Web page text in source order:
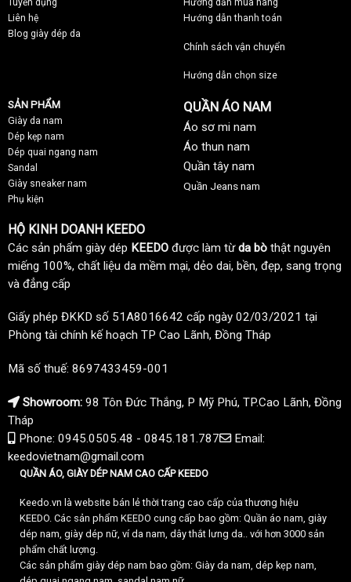
Tuyển dụng
Liên hệ
Blog giày dép da
Hướng dẫn mua hàng
Hướng dẫn thanh toán
Chính sách vận chuyển
Hướng dẫn chọn size
SẢN PHẨM
Giày da nam
Dép kẹp nam
Dép quai ngang nam
Sandal
Giày sneaker nam
Phụ kiện
QUẦN ÁO NAM
Áo sơ mi nam
Áo thun nam
Quần tây nam
Quần Jeans nam
HỘ KINH DOANH KEEDO
Các sản phẩm giày dép KEEDO được làm từda bò thật nguyên
miếng 100%, chất liệu da mềm mại, dẻo dai, bền, đẹp, sang trọng
và đẳng cấp
Giấy phép ĐKKD số 51A8016642 cấp ngày 02/03/2021 tại
Phòng tài chính kế hoạch TP Cao Lãnh, Đồng Tháp
Mã số thuế: 8697433459-001
Showroom: 98 Tôn Đức Thắng, P Mỹ Phú, TP.Cao Lãnh, Đồng
Tháp
Phone: 0945.0505.48 - 0845.181.787
Email:
keedovietnam@gmail.com
QUẦN ÁO, GIÀY DÉP NAM CAO CẤP KEEDO
Keedo.vn là website bán lẻ thời trang cao cấp của thương hiệu
KEEDO. Các sản phẩm KEEDO cung cấp bao gồm: Quần áo nam, giày
dép nam, giày dép nữ, ví da nam, dây thắt lưng da.. với hơn 3000 sản
phẩm chất lượng.
Các sản phẩm giày dép nam bao gồm: Giày da nam, dép kẹp nam,